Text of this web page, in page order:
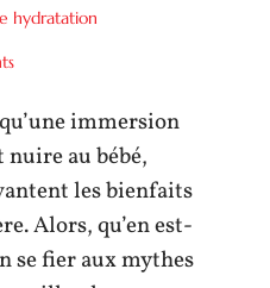
hydratation
immersion
au bébé,
les bienfaits
Alors, qu’en est-
se fier aux mythes